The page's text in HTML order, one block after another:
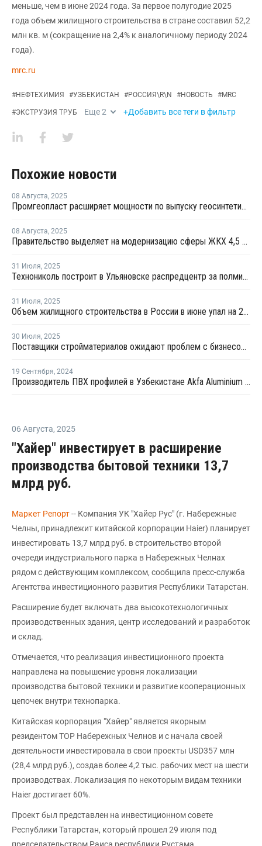
меньше, чем в июне 2024 года. За первое полугодие 2025
года объем жилищного строительства в стране составил 52,2
млн кв. м (сокращение на 2,4% к аналогичному периоду 2024
года).
mrc.ru
#НЕФТЕХИМИЯ #УЗБЕКИСТАН #РОССИЯ\R\N #НОВОСТЬ #MRC
#ЭКСТРУЗИЯ ТРУБ Еще2 +Добавить все теги в фильтр
Похожие новости
08 Августа, 2025
Промгеопласт расширяет мощности по выпуску геосинтетических материалов
08 Августа, 2025
Правительство выделяет на модернизацию сферы ЖКХ 4,5 трлн рублей
31 Июля, 2025
Технониколь построит в Ульяновске распредцентр за полмиллиарда рублей
31 Июля, 2025
Объем жилищного строительства в России в июне упал на 22,2% год к году
30 Июля, 2025
Поставщики стройматериалов ожидают проблем с бизнесом из-за ключевой ставки ЦБ РФ
19 Сентября, 2024
Производитель ПВХ профилей в Узбекистане Akfa Aluminium получил первый кредитный рейтинг
06 Августа, 2025
"Хайер" инвестирует в расширение
производства бытовой техники 13,7
млрд руб.
Маркет Репорт-- Компания УК "Хайер Рус" (г. Набережные
Челны, принадлежит китайской корпорации Haier) планирует
инвестировать 13,7 млрд руб. в строительство второй
очереди индустриального парка в Набережных Челнах
рядом с действующим комплексом, сообщила пресс-служба
Агентства инвестиционного развития Республики Татарстан.
Расширение будет включать два высокотехнологичных
производственных здания, центр исследований и разработок
и склад.
Отмечается, что реализация инвестиционного проекта
направлена на повышение уровня локализации
производства бытовой техники и развитие кооперационных
цепочек внутри технопарка.
Китайская корпорация "Хайер" является якорным
резидентом ТОР Набережных Челнов и с начала своей
деятельности инвестировала в свои проекты USD357 млн
(28,4 млрд руб.), создав более 4,2 тыс. рабочих мест на шести
производствах. Локализация по некоторым видам техники
Haier достигает 60%.
Проект был представлен на инвестиционном совете
Республики Татарстан, который прошел 29 июля под